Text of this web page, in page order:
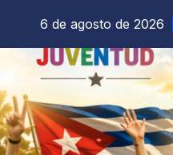
6 de agosto de 2026